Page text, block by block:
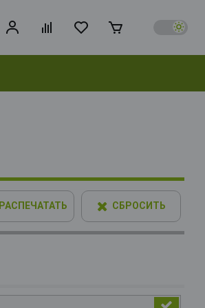
РАСПЕЧАТАТЬ СБРОСИТЬ